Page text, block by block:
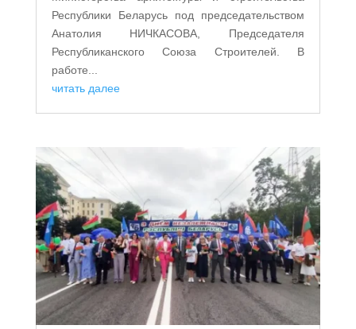
Республики Беларусь под председательством
Анатолия НИЧКАСОВА, Председателя
Республиканского Союза Строителей. В
работе...
читать далее